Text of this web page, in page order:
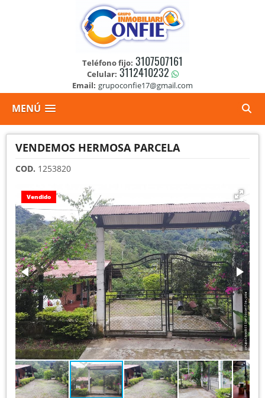
Teléfono fijo: 3107507161
Celular: 3112410232
Email: grupoconfie17@gmail.com
MENÚ
VENDEMOS HERMOSA PARCELA
COD. 1253820
Vendido